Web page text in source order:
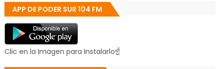
APP DE PODER SUR 104 FM
Clic en la Imagen para Instalarlo☝